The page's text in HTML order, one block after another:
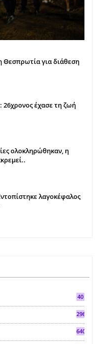
για διάθεση
έχασε τη ζωή
ολοκληρώθηκαν, η
λαγοκέφαλος
40
296
640